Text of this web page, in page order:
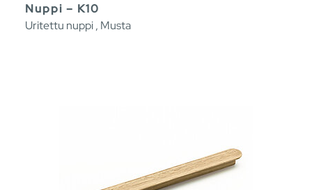
Nuppi – K10
Uritettu nuppi , Musta